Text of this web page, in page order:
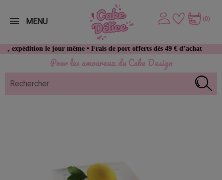
Pour les amoureux du Cake Design
le jour même • Frais de port offerts dès 49 € d’achat
(0)
MENU